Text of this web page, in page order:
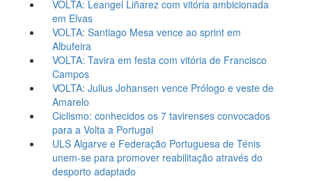
VOLTA: Leangel Liñarez com vitória ambicionada
em Elvas
VOLTA: Santiago Mesa vence ao sprint em
Albufeira
VOLTA: Tavira em festa com vitória de Francisco
Campos
VOLTA: Julius Johansen vence Prólogo e veste de
Amarelo
Ciclismo: conhecidos os 7 tavirenses convocados
para a Volta a Portugal
ULS Algarve e Federação Portuguesa de Ténis
unem-se para promover reabilitação através do
desporto adaptado